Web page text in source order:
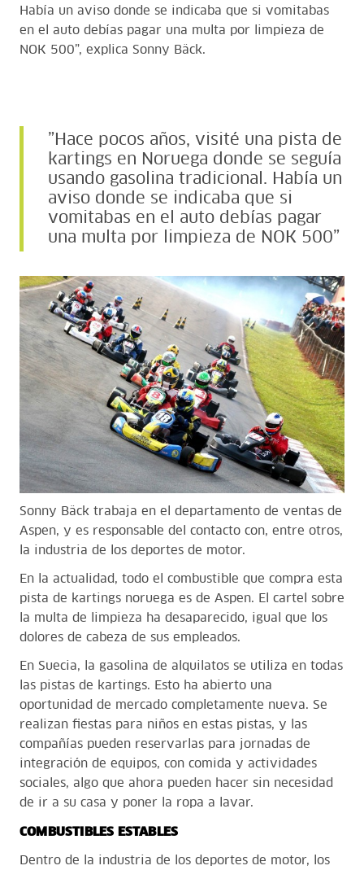
Había un aviso donde se indicaba que si vomitabas
en el auto debías pagar una multa por limpieza de
NOK 500”, explica Sonny Bäck.
”Hace pocos años, visité una pista de
kartings en Noruega donde se seguía
usando gasolina tradicional. Había un
aviso donde se indicaba que si
vomitabas en el auto debías pagar
una multa por limpieza de NOK 500”
Sonny Bäck trabaja en el departamento de ventas de
Aspen, y es responsable del contacto con, entre otros,
la industria de los deportes de motor.
En la actualidad, todo el combustible que compra esta
pista de kartings noruega es de Aspen. El cartel sobre
la multa de limpieza ha desaparecido, igual que los
dolores de cabeza de sus empleados.
En Suecia, la gasolina de alquilatos se utiliza en todas
las pistas de kartings. Esto ha abierto una
oportunidad de mercado completamente nueva. Se
realizan fiestas para niños en estas pistas, y las
compañías pueden reservarlas para jornadas de
integración de equipos, con comida y actividades
sociales, algo que ahora pueden hacer sin necesidad
de ir a su casa y poner la ropa a lavar.
COMBUSTIBLES ESTABLES
Dentro de la industria de los deportes de motor, los